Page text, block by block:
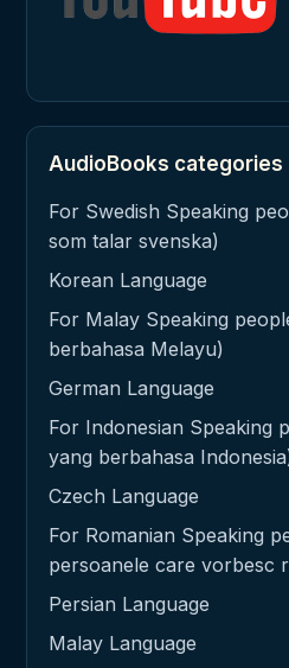
AudioBooks categories
For Swedish Speaking
som talar svenska)
Korean Language
For Malay Speaking
berbahasa Melayu)
German Language
For Indonesian Speaking
yang berbahasa
Czech Language
For Romanian Speaking
persoanele care vorbesc
Persian Language
Malay Language